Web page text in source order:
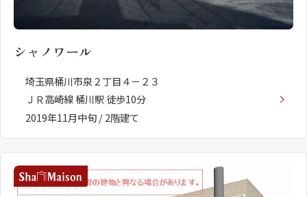
シャノワール
埼玉県桶川市泉２丁目４－２３
ＪＲ高崎線 桶川駅 徒歩10分
2019年11月中旬 / 2階建て